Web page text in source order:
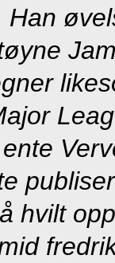
Han
hvilt